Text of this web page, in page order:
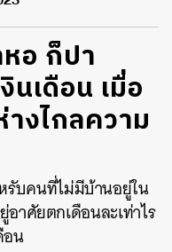
อ ก็ปา
นเดือน เมื่อ
งไกลความ
รับคนที่ไม่มีบ้านอยู่ใน
อาศัยตกเดือนละเท่าไร
อน